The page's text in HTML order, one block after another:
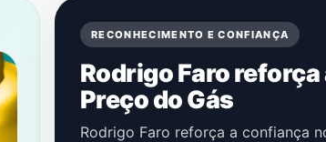
RECONHECIMENTO E CONFIANÇA
Rodrigo Faro
Preço do Gás
Rodrigo Faro reforça a confiança